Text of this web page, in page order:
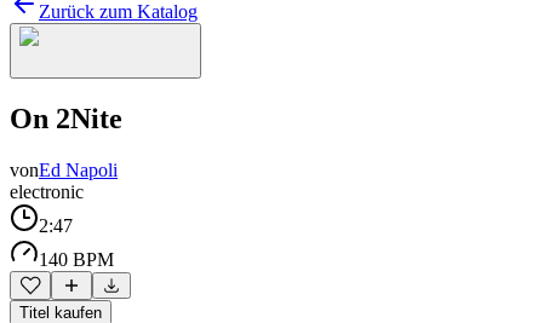
Zurück zum Katalog
On 2Nite
vonEd Napoli
electronic
2:47
140 BPM
Titel kaufen